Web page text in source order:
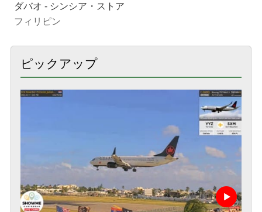
ダバオ - シンシア・ストア
フィリピン
ピックアップ